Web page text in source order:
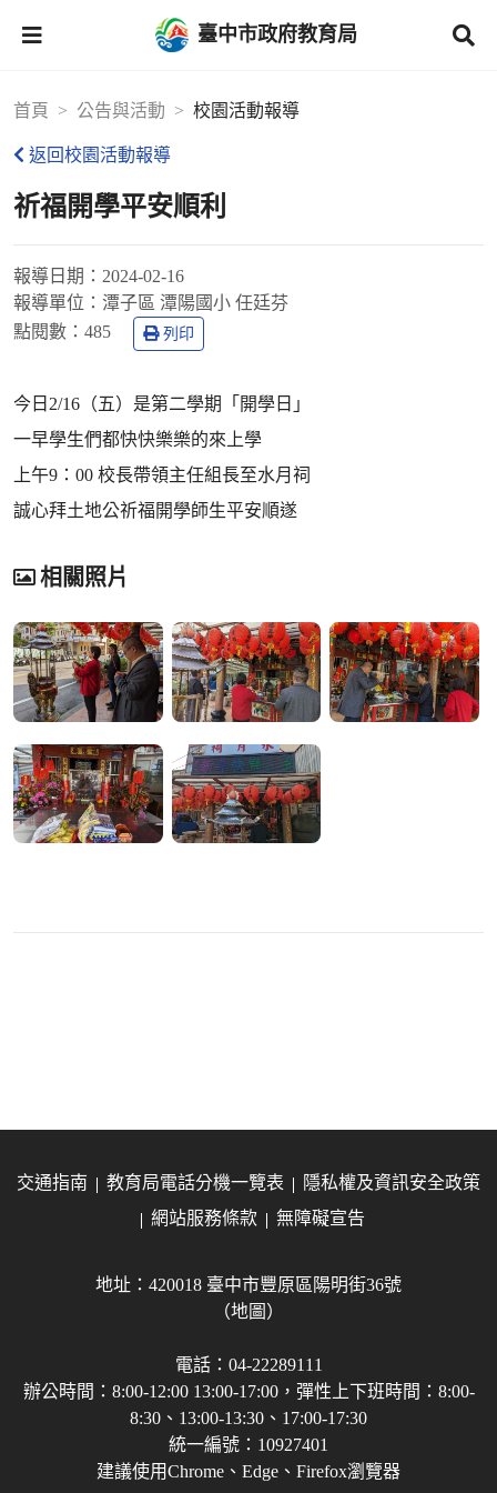
臺中市政府教育局
首頁 公告與活動 校園活動報導
返回校園活動報導
祈福開學平安順利
報導日期： 2024-02-16
報導單位： 潭子區 潭陽國小 任廷芬
點閱數： 485 列印
今日2/16（五）是第二學期「開學日」
一早學生們都快快樂樂的來上學
上午9：00 校長帶領主任組長至水月祠
誠心拜土地公祈福開學師生平安順遂
相關照片
交通指南 教育局電話分機一覽表
隱私權及資訊安全政策
網站服務條款
無障礙宣告
地址：420018 臺中市豐原區陽明街36號
（地圖）
電話：04-22289111
辦公時間：8:00-12:00 13:00-17:00，彈性上下班時間：8:00-
8:30、13:00-13:30、17:00-17:30
統一編號：10927401
建議使用Chrome、Edge、Firefox瀏覽器